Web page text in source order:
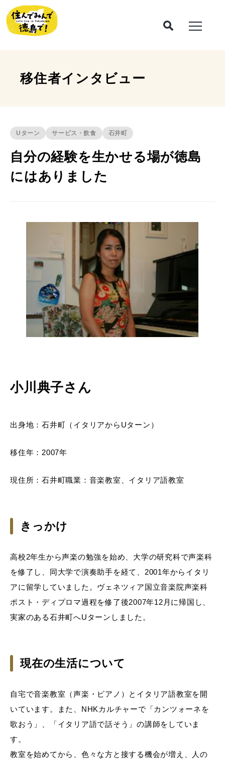
移住者インタビュー
Uターン サービス・飲食 石井町
自分の経験を生かせる場が徳島
にはありました
小川典子さん
出身地：石井町（イタリアからUターン）
移住年：2007年
現住所：石井町職業：音楽教室、イタリア語教室
きっかけ
高校2年生から声楽の勉強を始め、大学の研究科で声楽科
を修了し、同大学で演奏助手を経て、2001年からイタリ
アに留学していました。ヴェネツィア国立音楽院声楽科
ポスト・ディプロマ過程を修了後2007年12月に帰国し、
実家のある石井町へUターンしました。
現在の生活について
自宅で音楽教室（声楽・ピアノ）とイタリア語教室を開
いています。また、NHKカルチャーで「カンツォーネを
歌おう」、「イタリア語で話そう」の講師をしていま
す。
教室を始めてから、色々な方と接する機会が増え、人の